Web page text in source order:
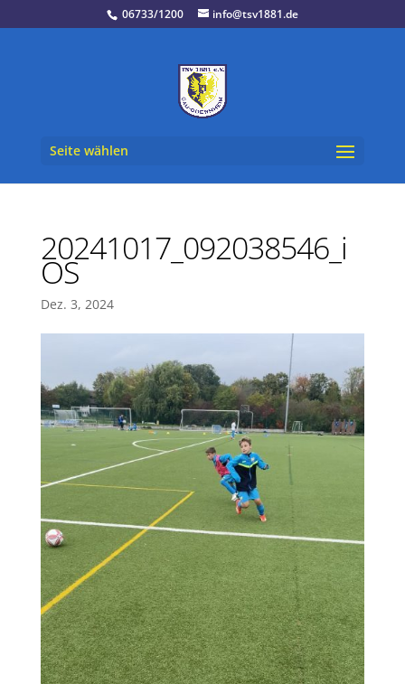
06733/1200 info@tsv1881.de
Seite wählen
20241017_092038546_i
OS
Dez. 3, 2024